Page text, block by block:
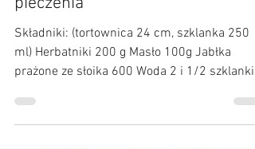
Kulinarne Przygody :)
5 kwi 2023
pieczenia